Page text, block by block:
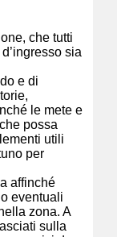
che tutti
sia
e di
le mete e
possa
utili
per
affinché
eventuali
zona. A
sulla